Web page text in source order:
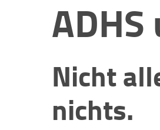
Nicht
nichts.